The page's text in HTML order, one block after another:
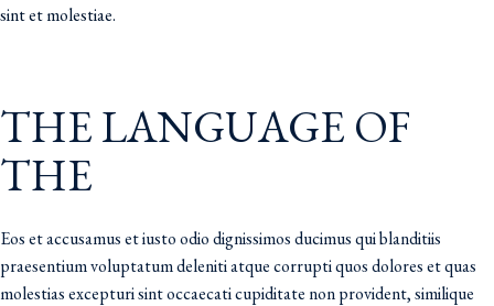
sint et molestiae.
THE LANGUAGE OF
THE
Eos et accusamus et iusto odio dignissimos ducimus qui blanditiis
praesentium voluptatum deleniti atque corrupti quos dolores et quas
molestias excepturi sint occaecati cupiditate non provident, similique